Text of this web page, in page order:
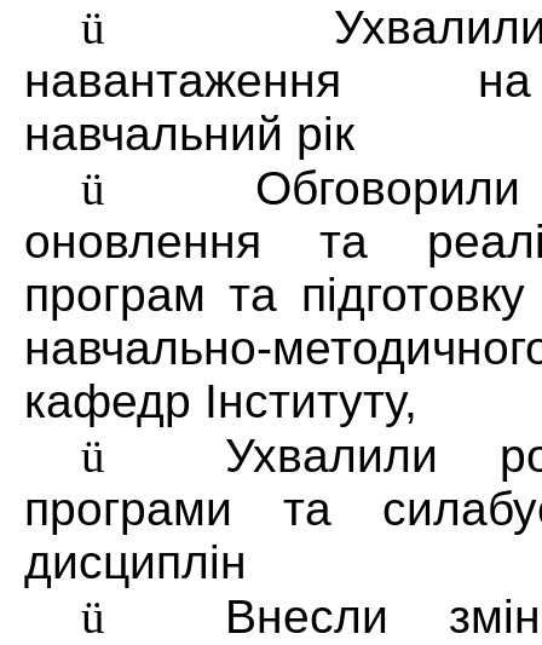
ü
навантаження
навчальний рік
ü
оновлення та
програм та
навчально-
кафедр Інституту,
ü Ухвалили
програми та
дисциплін
ü Внесли